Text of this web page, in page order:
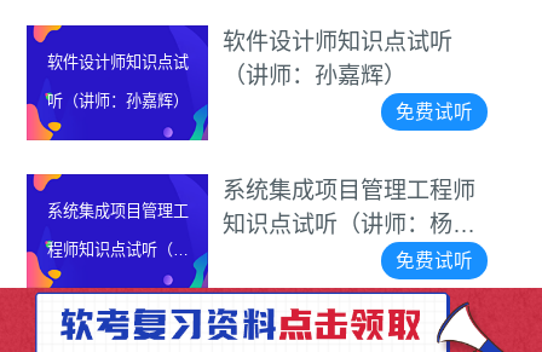
软件设计师知识点试
听（讲师：孙嘉辉）
软件设计师知识点试听
（讲师：孙嘉辉）
免费试听
系统集成项目管理工
程师知识点试听（讲
师：杨家雄）
系统集成项目管理工程师
知识点试听（讲师：杨家
免费试听